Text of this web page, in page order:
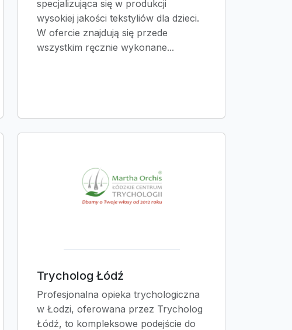
specjalizująca się w produkcji
wysokiej jakości tekstyliów dla dzieci.
W ofercie znajdują się przede
wszystkim ręcznie wykonane...
Trycholog Łódź
Profesjonalna opieka trychologiczna
w Łodzi, oferowana przez Trycholog
Łódź, to kompleksowe podejście do